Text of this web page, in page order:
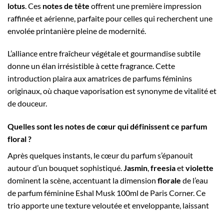
lotus . Ces notes de tête offrent une première impression
raffinée et aérienne, parfaite pour celles qui recherchent une
envolée printanière pleine de modernité.
L’alliance entre fraîcheur végétale et gourmandise subtile
donne un élan irrésistible à cette fragrance. Cette
introduction plaira aux amatrices de parfums féminins
originaux, où chaque vaporisation est synonyme de vitalité et
de douceur.
Quelles sont les notes de cœur qui définissent ce parfum
floral ?
Après quelques instants, le cœur du parfum s’épanouit
autour d’un bouquet sophistiqué.Jasmin,freesiaetviolette
dominent la scène, accentuant la dimension florale de l’eau
de parfum féminine Eshal Musk 100ml de Paris Corner. Ce
trio apporte une texture veloutée et enveloppante, laissant